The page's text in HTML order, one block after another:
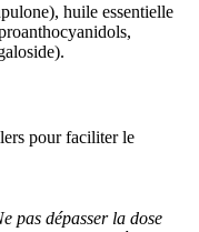
huile essentielle
pour faciliter le
pas dépasser la dose